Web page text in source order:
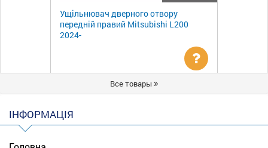
Ущільнювач дверного отвору
передній правий Mitsubishi L200
2024-
Уточнити
ціну
Все товары
ІНФОРМАЦІЯ